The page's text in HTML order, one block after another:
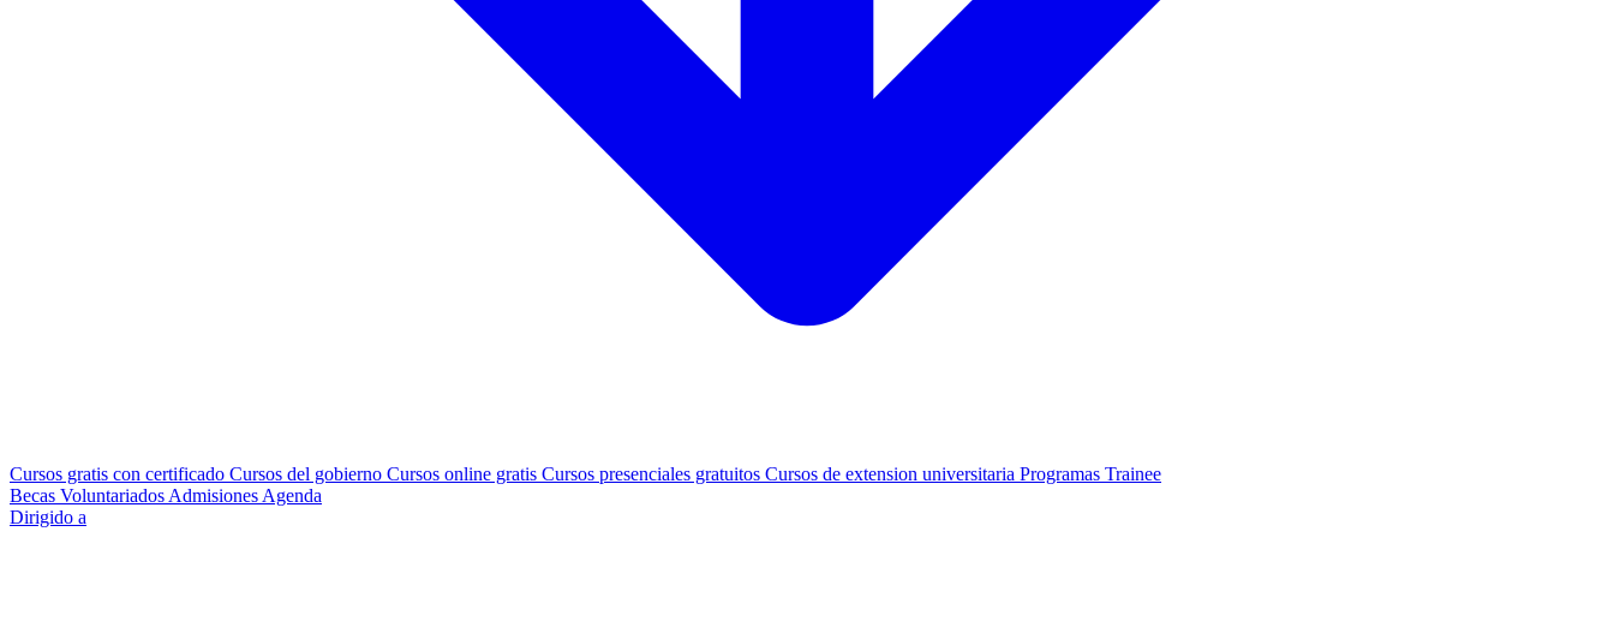
Cursos gratis con certificado Cursos del gobierno Cursos online gratis Cursos presenciales gratuitos Cursos de extension universitaria Programas Trainee
Becas Voluntariados Admisiones Agenda
Dirigido a